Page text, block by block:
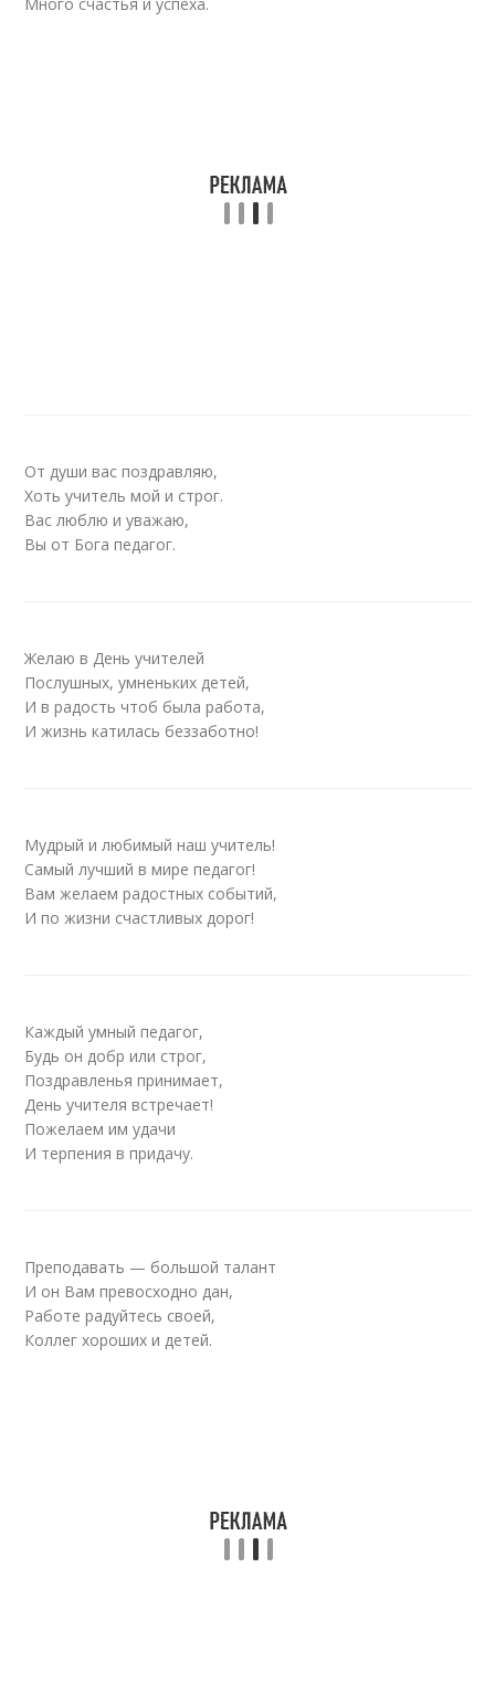
От души вас поздравляю,
Хоть учитель мой и строг.
Вас люблю и уважаю,
Вы от Бога педагог.
Желаю в День учителей
Послушных, умненьких детей,
И в радость чтоб была работа,
И жизнь катилась беззаботно!
Мудрый и любимый наш учитель!
Самый лучший в мире педагог!
Вам желаем радостных событий,
И по жизни счастливых дорог!
Каждый умный педагог,
Будь он добр или строг,
Поздравленья принимает,
День учителя встречает!
Пожелаем им удачи
И терпения в придачу.
Преподавать — большой талант
И он Вам превосходно дан,
Работе радуйтесь своей,
Коллег хороших и детей.